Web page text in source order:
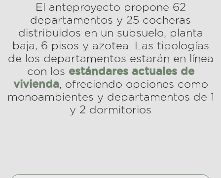
El anteproyecto propone 62
departamentos y 25 cocheras
distribuidos en un subsuelo, planta
baja, 6 pisos y azotea. Las tipologías
de los departamentos estarán en línea
con los estándares actuales de
vivienda, ofreciendo opciones como
monoambientes y departamentos de 1
y 2 dormitorios